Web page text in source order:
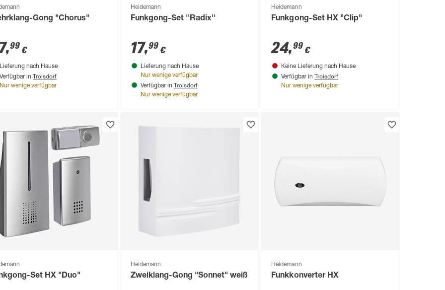
Gong "Chorus"
,99 €
Lieferung nach Hause
Verfügbar in Troisdorf
Nur wenige verfügbar
Heidemann
Funkgong-Set ''Radix''
17,99€
Lieferung nach Hause
Nur wenige verfügbar
Verfügbar in Troisdorf
Nur wenige verfügbar
Heidemann
Funkgong-Set HX "Clip"
24,99 €
Keine Lieferung nach Hause
Verfügbar in Troisdorf
Nur wenige verfügbar
Set HX "Duo"
Heidemann
Zweiklang-Gong "Sonnet" weiß
Heidemann
Funkkonverter HX